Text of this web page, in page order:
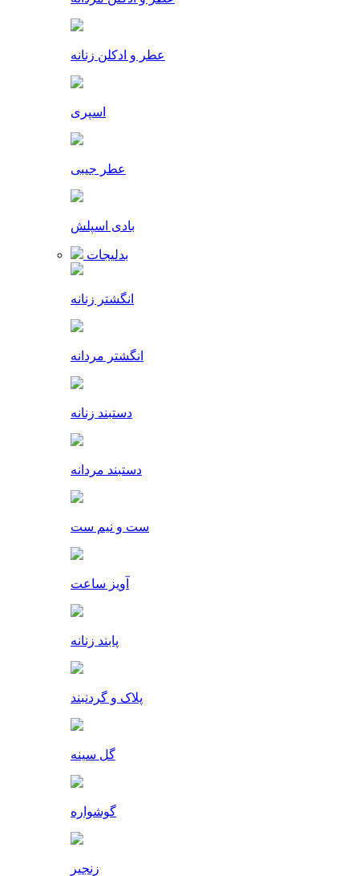
عطر و ادکلن زنانه
اسپری
عطر جیبی
بادی اسپلش
بدلیجات
انگشتر زنانه
انگشتر مردانه
دستبند زنانه
دستبند مردانه
ست و نیم ست
آویز ساعت
پابند زنانه
پلاک و گردنبند
گل سینه
گوشواره
زنجیر